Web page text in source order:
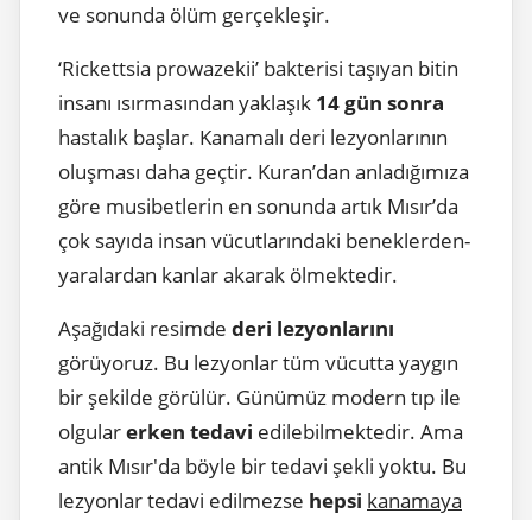
ve sonunda ölüm gerçekleşir.
‘Rickettsia prowazekii’ bakterisi taşıyan bitin
insanı ısırmasından yaklaşık 14 gün sonra
hastalık başlar. Kanamalı deri lezyonlarının
oluşması daha geçtir. Kuran’dan anladığımıza
göre musibetlerin en sonunda artık Mısır’da
çok sayıda insan vücutlarındaki beneklerden-
yaralardan kanlar akarak ölmektedir.
Aşağıdaki resimde deri lezyonlarını
görüyoruz. Bu lezyonlar tüm vücutta yaygın
bir şekilde görülür. Günümüz modern tıp ile
olgularerken tedavi edilebilmektedir. Ama
antik Mısır'da böyle bir tedavi şekli yoktu. Bu
lezyonlar tedavi edilmezse hepsi kanamaya